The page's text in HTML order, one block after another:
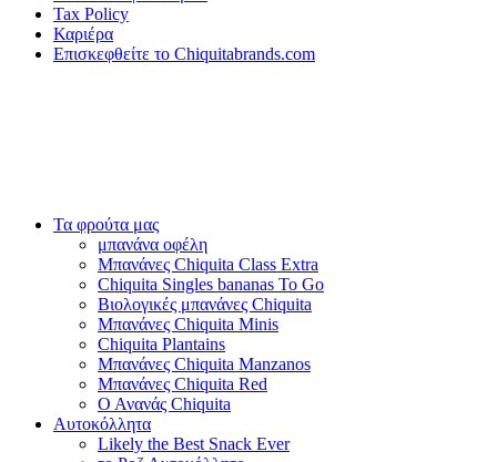
Tax Policy
Καριέρα
Επισκεφθείτε το Chiquitabrands.com
Τα φρούτα μας
μπανάνα οφέλη
Μπανάνες Chiquita Class Extra
Chiquita Singles bananas To Go
Βιολογικές μπανάνες Chiquita
Μπανάνες Chiquita Minis
Chiquita Plantains
Μπανάνες Chiquita Manzanos
Μπανάνες Chiquita Red
Ο Ανανάς Chiquita
Αυτοκόλλητα
Likely the Best Snack Ever